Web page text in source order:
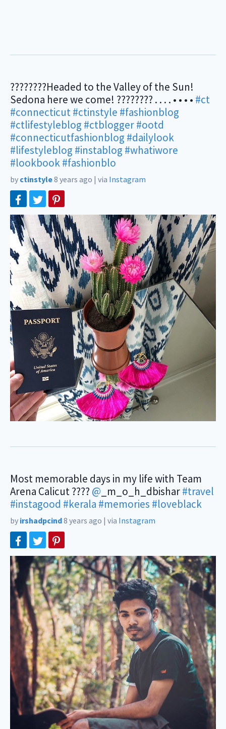
????????Headed to the Valley of the Sun!
Sedona here we come! ???????? . . . . • • • • #ct
#connecticut#ctinstyle #fashionblog
#ctlifestyleblog #ctblogger#ootd
#connecticutfashionblog #dailylook
#lifestyleblog #instablog #whatiwore
#lookbook#fashionblo
by ctinstyle8 years ago | via Instagram
Most memorable days in my life with Team
Arena Calicut ???? @ _m_o_h_dbishar#travel
#instagood #kerala #memories #loveblack
by irshadpcind8 years ago | via Instagram